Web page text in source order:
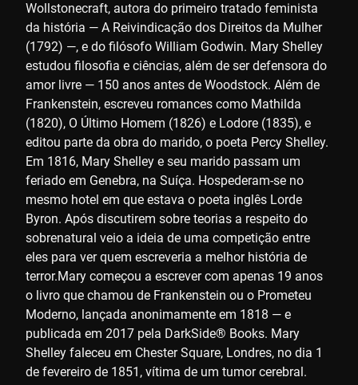
Wollstonecraft, autora do primeiro tratado feminista
da história — A Reivindicação dos Direitos da Mulher
(1792) —, e do filósofo William Godwin. Mary Shelley
estudou filosofia e ciências, além de ser defensora do
amor livre — 150 anos antes de Woodstock. Além de
Frankenstein, escreveu romances como Mathilda
(1820), O Último Homem (1826) e Lodore (1835), e
editou parte da obra do marido, o poeta Percy Shelley.
Em 1816, Mary Shelley e seu marido passam um
feriado em Genebra, na Suíça. Hospederam-se no
mesmo hotel em que estava o poeta inglês Lorde
Byron. Após discutirem sobre teorias a respeito do
sobrenatural veio a ideia de uma competição entre
eles para ver quem escreveria a melhor história de
terror.Mary começou a escrever com apenas 19 anos
o livro que chamou de Frankenstein ou o Prometeu
Moderno, lançada anonimamente em 1818 — e
publicada em 2017 pela DarkSide® Books. Mary
Shelley faleceu em Chester Square, Londres, no dia 1
de fevereiro de 1851, vítima de um tumor cerebral.